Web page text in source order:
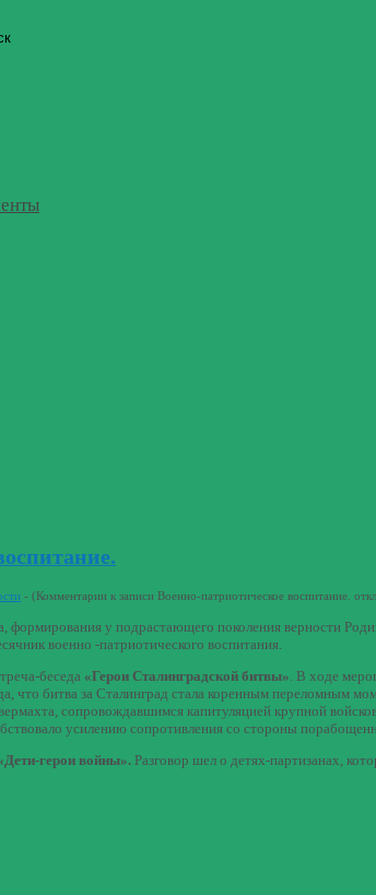
- ( Комментарии к записи Военно-патриотическое воспитание.
формирования у подрастающего поколения верности
военно -патриотического воспитания.
беседа «Герои Сталинградской битвы». В ходе
что битва за Сталинград стала коренным переломным
сопровождавшимся капитуляцией крупной
усилению сопротивления со стороны
герои войны». Разговор шел о детях-партизанах,